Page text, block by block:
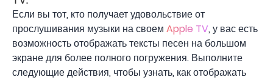
Если вы тот, кто получает удовольствие от
прослушивания музыки на своем Apple TV, у вас есть
возможность отображать тексты песен на большом
экране для более полного погружения. Выполните
следующие действия, чтобы узнать, как отображать